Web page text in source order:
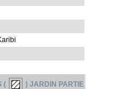
( ) JARDIN PARTIE